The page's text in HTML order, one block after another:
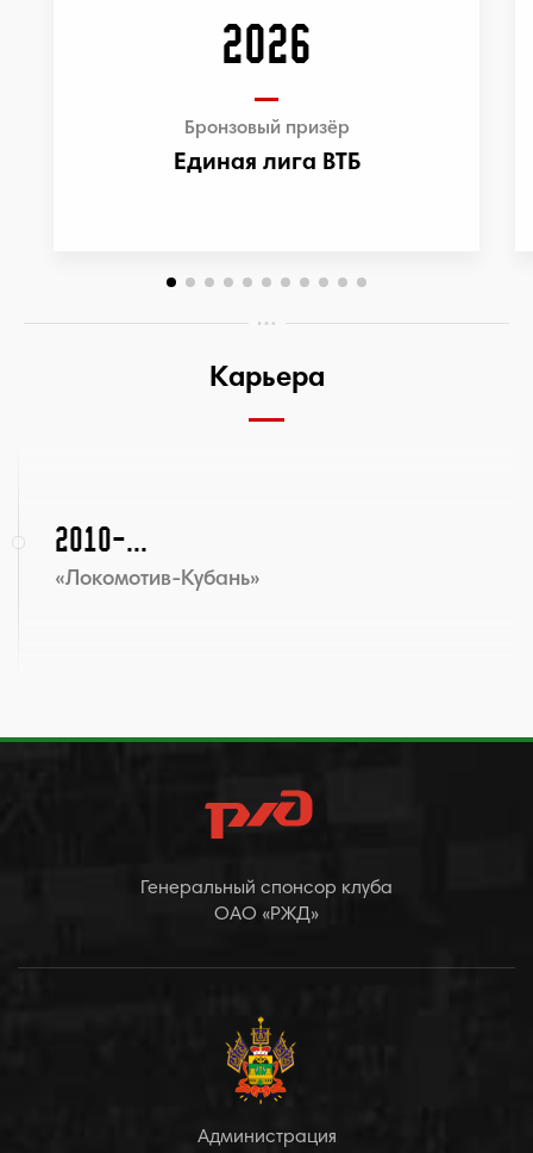
2026
Бронзовый призёр
Единая лига ВТБ
Карьера
2010-...
«Локомотив-Кубань»
Генеральный спонсор клуба
ОАО «РЖД»
Администрация